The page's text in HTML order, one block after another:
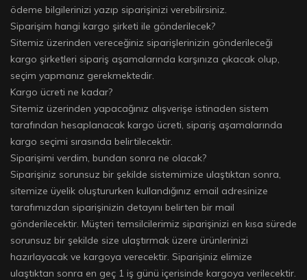
ödeme bilgilerinizi yazıp siparişinizi verebilirsiniz.
Siparişim hangi kargo şirketi ile gönderilecek?
Sitemiz üzerinden vereceğiniz siparişlerinizin gönderileceği
kargo şirketleri sipariş aşamalarında karşınıza çıkacak olup,
seçim yapmanız gerekmektedir.
Kargo ücreti ne kadar?
Sitemiz üzerinden yapacağınız alışverişe istinaden sistem
tarafından hesaplanacak kargo ücreti, sipariş aşamalarında
kargo seçimi sırasında belirtilecektir.
Siparişimi verdim, bundan sonra ne olacak?
Siparişiniz sorunsuz bir şekilde sistemimize ulaştıktan sonra,
sitemize üyelik oluştururken kullandığınız email adresinize
tarafımızdan siparişinizin detayını belirten bir mail
gönderilecektir. Müşteri temsilcilerimiz siparişinizi en kısa sürede
sorunsuz bir şekilde size ulaştırmak üzere ürünlerinizi
hazırlayacak ve kargoya verecektir. Siparişiniz elimize
ulaştıktan sonra en geç 1 iş günü içerisinde kargoya verilecektir.